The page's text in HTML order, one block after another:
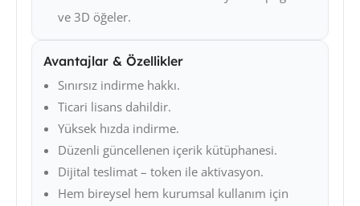
ve 3D öğeler.
Avantajlar & Özellikler
Sınırsız indirme hakkı.
Ticari lisans dahildir.
Yüksek hızda indirme.
Düzenli güncellenen içerik kütüphanesi.
Dijital teslimat – token ile aktivasyon.
Hem bireysel hem kurumsal kullanım için